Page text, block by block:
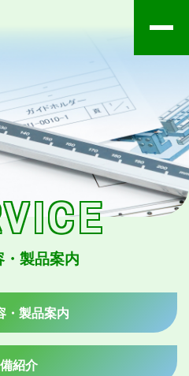
製品案内
・製品案内
紹介